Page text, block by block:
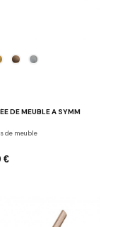
DE MEUBLE A SYMM
de meuble
€